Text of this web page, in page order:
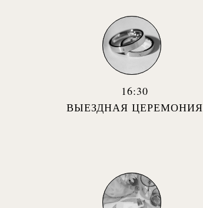
ВЫЕЗДНАЯ ЦЕРЕМОНИЯ
16:30